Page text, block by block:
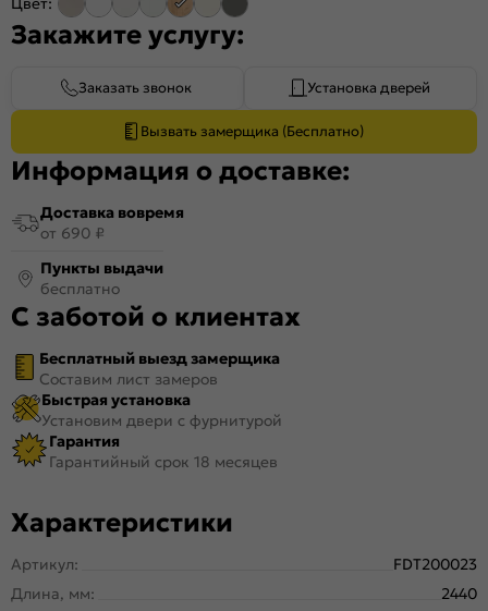
Закажите услугу:
Заказать звонок Установка дверей
Вызвать замерщика (Бесплатно)
Информация о доставке:
Доставка вовремя
от 690 ₽
Пункты выдачи
бесплатно
С заботой о клиентах
Бесплатный выезд замерщика
Составим лист замеров
Быстрая установка
Установим двери с фурнитурой
Гарантия
Гарантийный срок 18 месяцев
Характеристики
Артикул:
FDT200023
Длина, мм:
2440